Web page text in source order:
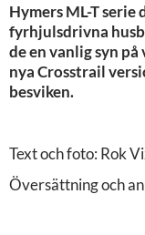
Hymers ML-T
fyrhjulsdrivna
de en vanlig syn
nya Crosstrail
besviken.
Text och foto: Rok
Översättning och